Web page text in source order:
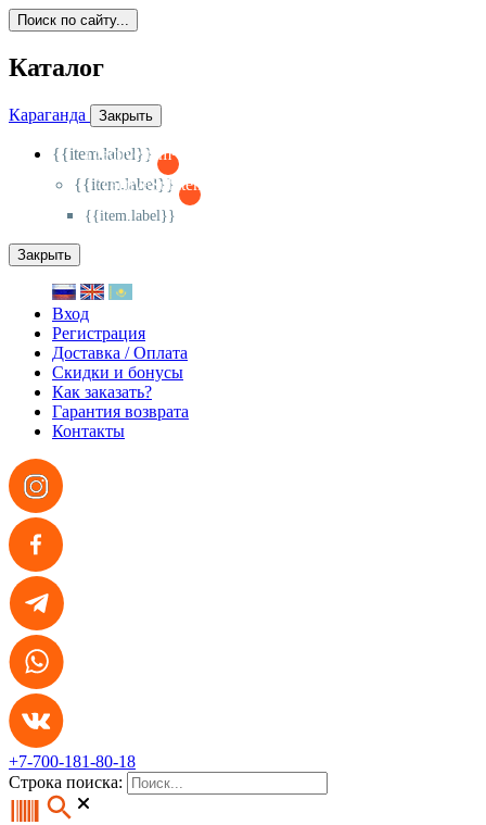
Поиск по сайту...
Каталог
Караганда Закрыть
{{item.label}}
{{activeItem==item.id?'-
{{item.label}}
{{activeSubitem==item.id?'-
{{item.label}}
Закрыть
Вход
Регистрация
Доставка / Оплата
Скидки и бонусы
Как заказать?
Гарантия возврата
Контакты
+7-700-181-80-18
Строка поиска: